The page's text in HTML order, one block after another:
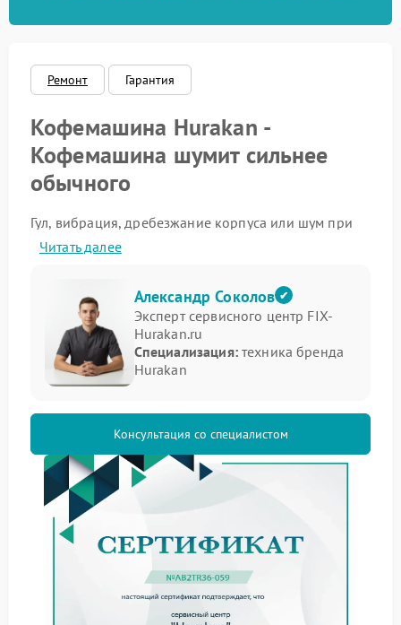
Ремонт Гарантия
Кофемашина Hurakan -
Кофемашина шумит сильнее
обычного
Гул, вибрация, дребезжание корпуса или шум при
подаче воды требуют внимания, так как ремонт
Hurakan в такой ситуации позволяет избежать
На что стоит обратить внимание
Характер шума многое говорит о состоянии
техники. Для точной оценки полезно отметить:
есть ли вибрация корпуса;
меняется ли шум во время пролива воды;
Иногда причина связана не с одним элементом, а
сразу с несколькими зонами. В таких случаях сервис
Hurakan требуется при первых заметных
изменениях в работе, особенно если вместе с
шумом снизилась стабильность подачи воды или
Вероятные причины усиленного
Читать далее
Александр Соколов
Эксперт сервисного центр FIX-
Hurakan.ru
Специализация:техника бренда
Hurakan
Консультация со специалистом